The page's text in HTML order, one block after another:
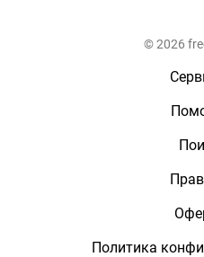
© 2026
Политика